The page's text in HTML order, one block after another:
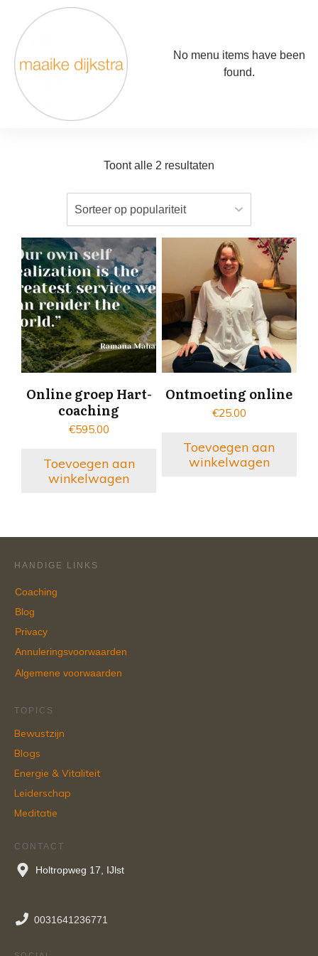
No menu items have been
found.
Toont alle 2 resultaten
Online groep Hart-
coaching
€595.00
Toevoegen aan
winkelwagen
Ontmoeting online
€25.00
Toevoegen aan
winkelwagen
HANDIGE LINKS
Coaching
Blog
Privacy
Annuleringsvoorwaarden
Algemene voorwaarden
TOPICS
Bewustzijn
Blogs
Energie & Vitaliteit
Leiderschap
Meditatie
CONTACT
Holtropweg 17, IJlst
0031641236771